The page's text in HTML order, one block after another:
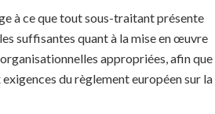
à ce que tout sous-traitant présente
suffisantes quant à la mise en œuvre
appropriées, afin que
du règlement européen sur la